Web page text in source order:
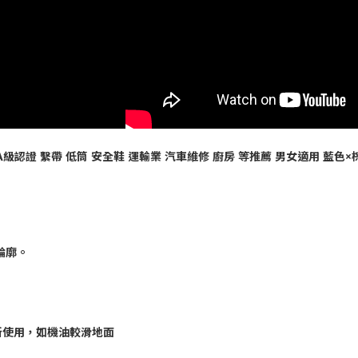
證 繫帶 低筒 安全鞋 運輸業 汽車維修 廚房 等推薦 男女適用 藍色×
。
用，如機油較滑地面